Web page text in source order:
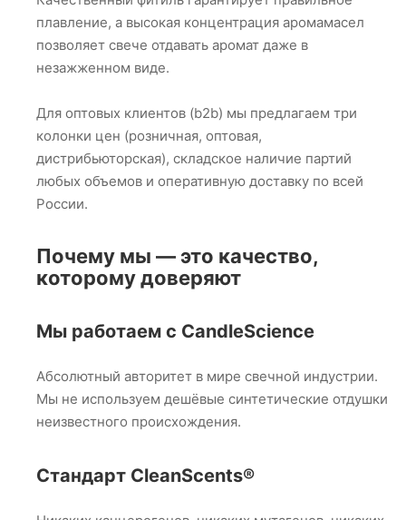
плавление, а высокая концентрация аромамасел
позволяет свече отдавать аромат даже в
незажженном виде.
Для оптовых клиентов (b2b) мы предлагаем три
колонки цен (розничная, оптовая,
дистрибьюторская), складское наличие партий
любых объемов и оперативную доставку по всей
России.
Почему мы — это качество,
которому доверяют
Мы работаем с CandleScience
Абсолютный авторитет в мире свечной индустрии.
Мы не используем дешёвые синтетические отдушки
неизвестного происхождения.
Стандарт CleanScents®